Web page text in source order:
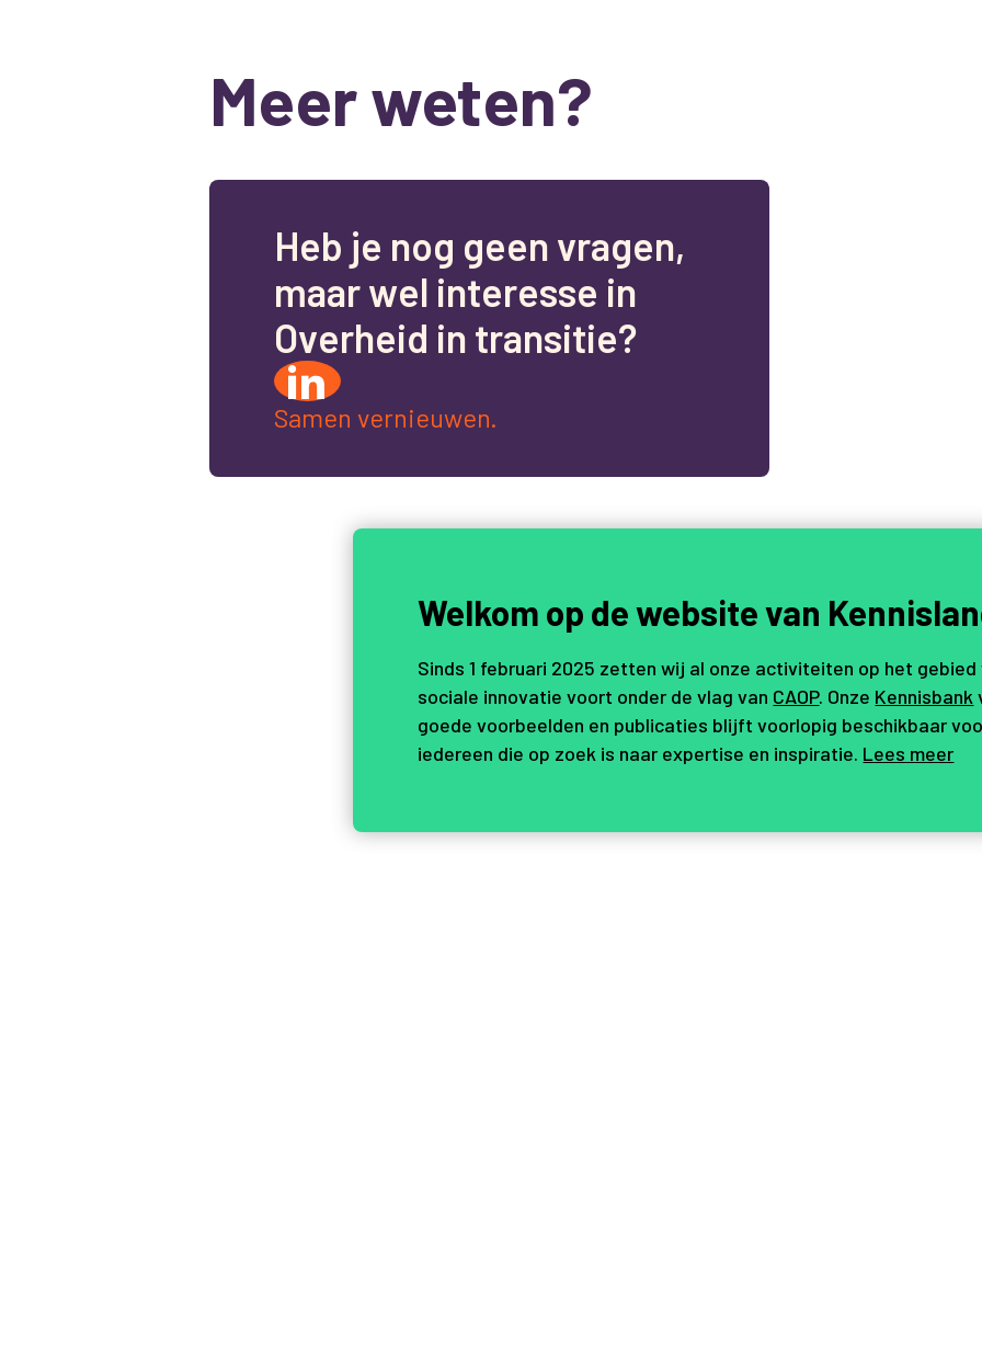
Meer weten?
Heb je nog geen vragen,
maarwel interesse in
Overheid in transitie?
Samen vernieuwen.
Welkom op de website van
Sinds 1 februari 2025 zetten wij al onze activiteiten op het gebied
sociale innovatie voort onder de vlag van CAOP. Onze Kennisbank
goede voorbeelden en publicaties blijft voorlopig beschikbaar
iedereen die op zoek is naar expertise en inspiratie. Lees meer